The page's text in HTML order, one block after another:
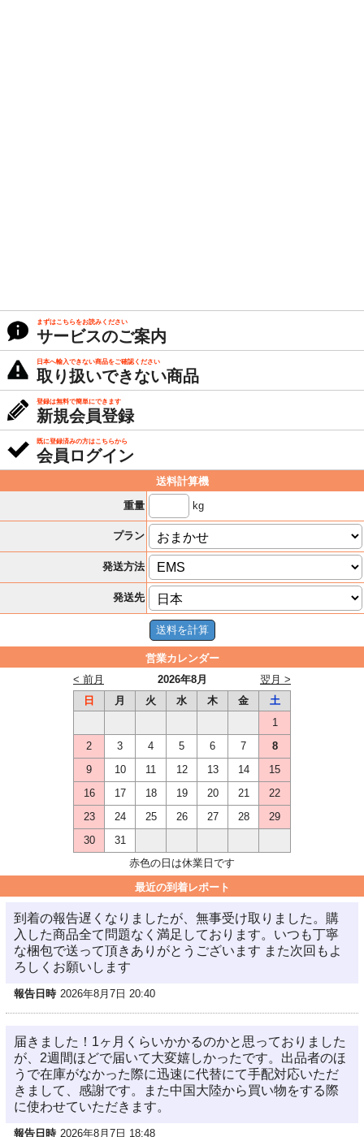
まずはこちらをお読みください
サービスのご案内
日本へ輸入できない商品をご確認ください
取り扱いできない商品
登録は無料で簡単にできます
新規会員登録
既に登録済みの方はこちらから
会員ログイン
送料計算機
重量
kg
プラン
発送方法
発送先
営業カレンダー
2026年8月
< 前月
翌月 >
日
月 火 水 木 金
土
1
2
3 4 5 6 7
8
9
10 11 12 13 14
15
16
17 18 19 20 21
22
23
24 25 26 27 28
29
30
31
赤色の日は休業日です
最近の到着レポート
到着の報告遅くなりましたが、無事受け取りました。購
入した商品全て問題なく満足しております。いつも丁寧
な梱包で送って頂きありがとうございます また次回もよ
ろしくお願いします
報告日時 2026年8月7日 20:40
届きました！1ヶ月くらいかかるのかと思っておりました
が、2週間ほどで届いて大変嬉しかったです。出品者のほ
うで在庫がなかった際に迅速に代替にて手配対応いただ
きまして、感謝です。また中国大陸から買い物をする際
に使わせていただきます。
報告日時 2026年8月7日 18:48